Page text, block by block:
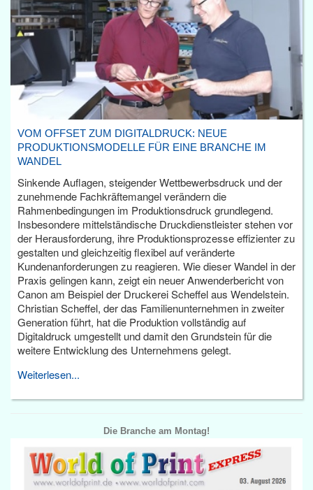
VOM OFFSET ZUM DIGITALDRUCK: NEUE
PRODUKTIONSMODELLE FÜR EINE BRANCHE IM
WANDEL
Sinkende Auflagen, steigender Wettbewerbsdruck und der
zunehmende Fachkräftemangel verändern die
Rahmenbedingungen im Produktionsdruck grundlegend.
Insbesondere mittelständische Druckdienstleister stehen vor
der Herausforderung, ihre Produktionsprozesse effizienter zu
gestalten und gleichzeitig flexibel auf veränderte
Kundenanforderungen zu reagieren. Wie dieser Wandel in der
Praxis gelingen kann, zeigt ein neuer Anwenderbericht von
Canon am Beispiel der Druckerei Scheffel aus Wendelstein.
Christian Scheffel, der das Familienunternehmen in zweiter
Generation führt, hat die Produktion vollständig auf
Digitaldruck umgestellt und damit den Grundstein für die
weitere Entwicklung des Unternehmens gelegt.
Weiterlesen...
Die Branche am Montag!